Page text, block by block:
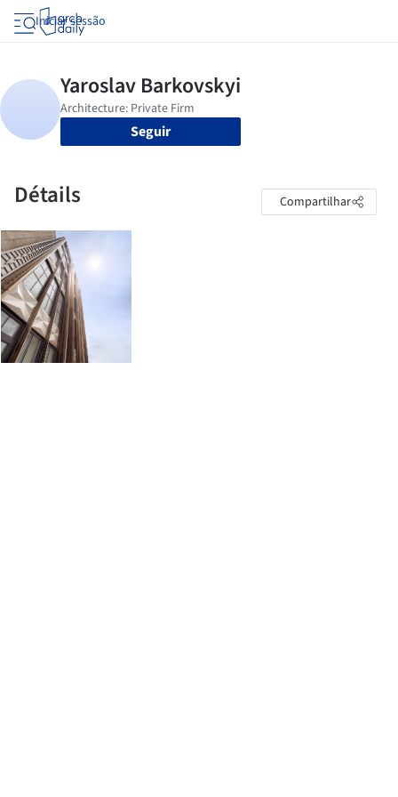
Iniciar sessão
Seguir
Détails Compartilhar